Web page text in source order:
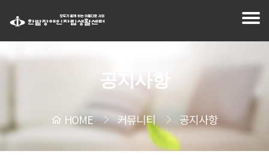
공지사항
HOME 커뮤니티 공지사항